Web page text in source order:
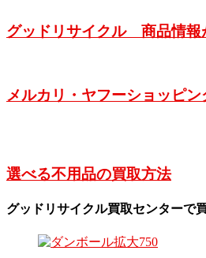
グッドリサイクル 商品情報
メルカリ・ヤフーショッピ
選べる不用品の買取方法
グッドリサイクル買取センターで